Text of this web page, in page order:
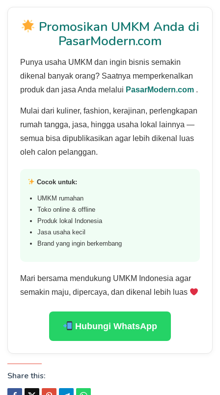
Promosikan UMKM Anda di
PasarModern.com
Punya usaha UMKM dan ingin bisnis semakin
dikenal banyak orang? Saatnya memperkenalkan
produk dan jasa Anda melalui PasarModern.com .
Mulai dari kuliner, fashion, kerajinan, perlengkapan
rumah tangga, jasa, hingga usaha lokal lainnya —
semua bisa dipublikasikan agar lebih dikenal luas
oleh calon pelanggan.
Cocok untuk:
UMKM rumahan
Toko online & offline
Produk lokal Indonesia
Jasa usaha kecil
Brand yang ingin berkembang
Mari bersama mendukung UMKM Indonesia agar
semakin maju, dipercaya, dan dikenal lebih luas
Hubungi WhatsApp
Share this: